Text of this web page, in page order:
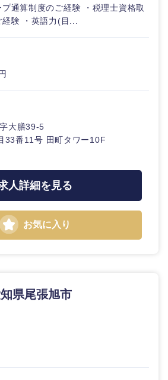
通算制度のご経験 ・税理士資格取
験 ・英語力(目...
大膳39-5
33番11号 田町タワー10F
人詳細を見る
お気に入り
県尾張旭市